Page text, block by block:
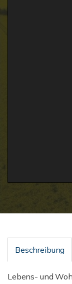
Beschreibung
Lebens- und